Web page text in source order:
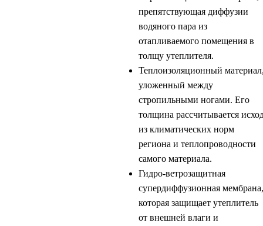
препятствующая диффузии
водяного пара из
отапливаемого помещения в
толщу утеплителя.
Теплоизоляционный
уложенный между
стропильными ногами. Его
толщина рассчитывается
из климатических норм
региона и теплопроводности
самого материала.
Гидро-ветрозащитная
супердиффузионная мембрана,
которая защищает утеплитель
от внешней влаги и